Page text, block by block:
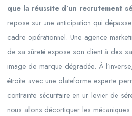
que la réussite d’un recrutement
repose sur une anticipation qui
cadre opérationnel. Une agence
de sa sûreté expose son client à des
image de marque dégradée. À
étroite avec une plateforme experte
contrainte sécuritaire en un levier de
nous allons décortiquer les